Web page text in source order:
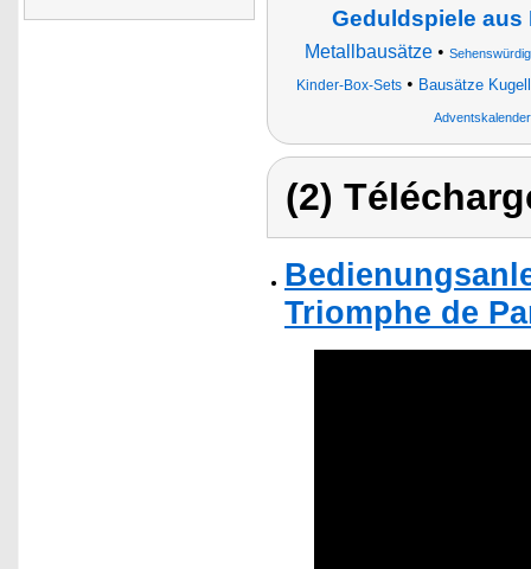
Geduldspiele aus
Metallbausätze•
Kinder-Box-Sets• Bausätze
(2)
Triomphe de